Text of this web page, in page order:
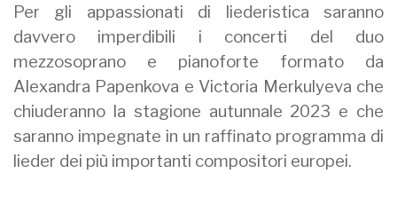
Per gli appassionati di liederistica saranno
davvero imperdibili i concerti del duo
mezzosoprano e pianoforte formato da
Alexandra Papenkova e Victoria Merkulyeva che
chiuderanno la stagione autunnale 2023 e che
saranno impegnate in un raffinato programma di
lieder dei più importanti compositori europei.